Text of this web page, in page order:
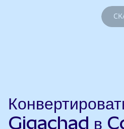
Gigachad в